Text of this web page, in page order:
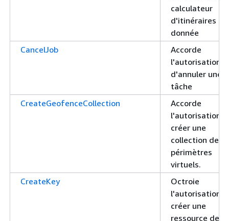
calculateur
d'itinéraires
donnée
CancelJob
Accorde
l'autorisation
d'annuler une
tâche
CreateGeofenceCollection
Accorde
l'autorisation
créer une
collection de
périmètres
virtuels.
CreateKey
Octroie
l'autorisation
créer une
ressource de